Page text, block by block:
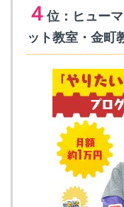
４ 位：ヒュー
ット教室・金町